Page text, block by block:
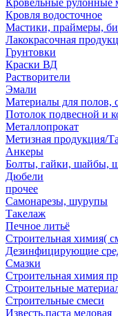
Кровельные рулонные
Кровля водосточное
Мастики, праймеры,
Лакокрасочная
Грунтовки
Краски ВД
Растворители
Эмали
Материалы для полов,
Потолок подвесной и
Металлопрокат
Метизная продукция/
Анкеры
Болты, гайки, шайбы,
Дюбели
прочее
Самонарезы, шурупы
Такелаж
Печное литьё
Строительная химия(
Дезинфицирующие
Смазки
Строительная химия
Строительные
Строительные смеси
Известь,паста меловая